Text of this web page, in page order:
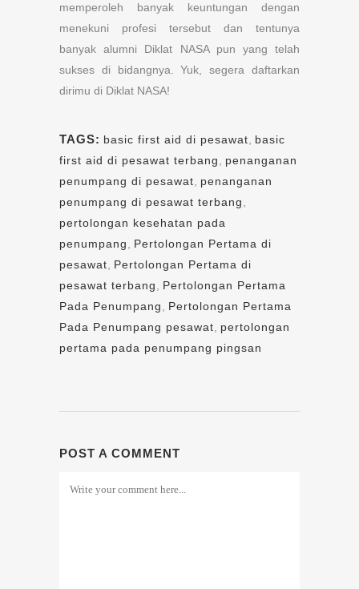
memperoleh banyak keuntungan dengan
menekuni profesi tersebut dan tentunya
banyak alumni Diklat NASA pun yang telah
sukses di bidangnya. Yuk, segera daftarkan
dirimu di Diklat NASA!
TAGS: basic first aid di pesawat
basic
first aid di pesawat terbang
penanganan
penumpang di pesawat
penanganan
penumpang di pesawat terbang
pertolongan kesehatan pada
penumpang
Pertolongan Pertama di
pesawat
Pertolongan Pertama di
pesawat terbang
Pertolongan Pertama
Pada Penumpang
Pertolongan Pertama
Pada Penumpang pesawat
pertolongan
pertama pada penumpang pingsan
POST A COMMENT